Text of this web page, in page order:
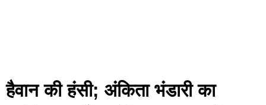
हैवान की हंसी; अंकिता भंडारी का